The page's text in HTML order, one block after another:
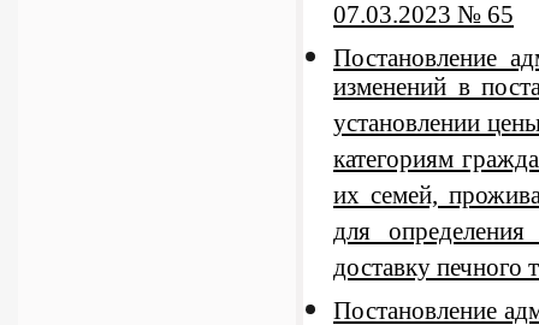
07.03.2023 № 65
Постановление
изменений в
установлении
категориям
их семей,
для
доставку печного
Постановление